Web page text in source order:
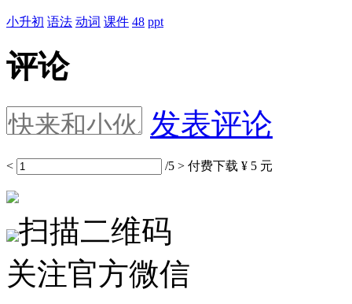
小升初 语法 动词 课件 48 ppt
评论
发表评论
< /5 > 付费下载 ¥ 5 元
扫描二维码
关注官方微信